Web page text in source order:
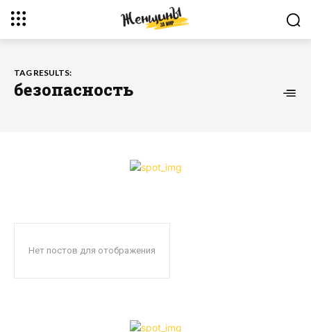
TAG RESULTS:
безопасность
Нет постов для отображения